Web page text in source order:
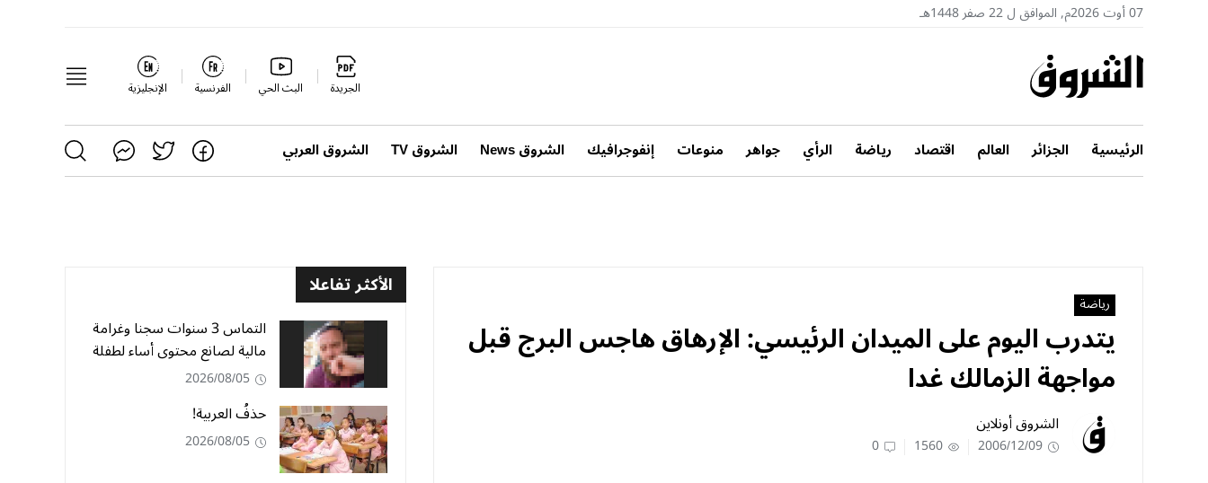
07 أوت 2026م, الموافق ل 22 صفر 1448هـ
الجريدة البث الحي الفرنسية الإنجليزية
الرئيسية الجزائر العالم اقتصاد رياضة الرأي جواهر منوعات إنفوجرافيك الشروق News الشروق TV الشروق العربي
رياضة
يتدرب اليوم على الميدان الرئيسي: الإرهاق هاجس البرج قبل
مواجهة الزمالك غدا
الشروق أونلاين
2006/12/09
1560
0
الأكثر تفاعلا
التماس 3 سنوات سجنا وغرامة
مالية لصانع محتوى أساء لطفلة
2026/08/05
حذفُ العربية!
2026/08/05